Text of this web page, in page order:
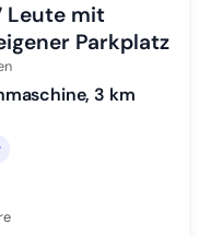
Leute mit
Parkplatz
3 km